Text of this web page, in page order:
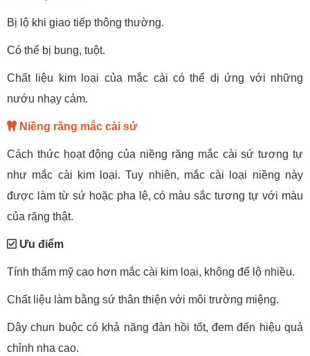
Bị lộ khi giao tiếp thông thường.
Có thể bị bung, tuột.
Chất liệu kim loại của mắc cài có thể dị ứng với những
nướu nhạy cảm.
Niềng răng mắc cài sứ
Cách thức hoạt động của niềng răng mắc cài sứ tương tự
như mắc cài kim loại. Tuy nhiên, mắc cài loại niềng này
được làm từ sứ hoặc pha lê, có màu sắc tương tự với màu
của răng thật.
Ưu điểm
Tính thẩm mỹ cao hơn mắc cài kim loại, không để lộ nhiều.
Chất liệu làm bằng sứ thân thiện với môi trường miệng.
Dây chun buộc có khả năng đàn hồi tốt, đem đến hiệu quả
chỉnh nha cao.